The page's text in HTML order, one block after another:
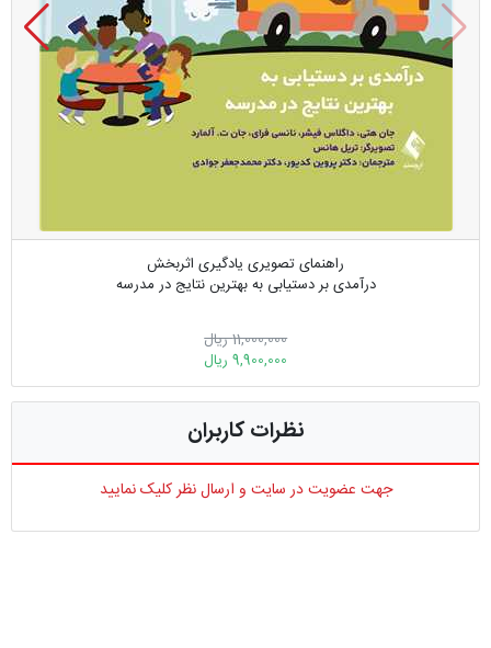
راهنمای تصویری یادگیری اثربخش
درآمدی بر دستیابی به بهترین نتایج در مدرسه
11,000,000 ریال
9,900,000 ریال
نظرات کاربران
جهت عضویت در سایت و ارسال نظر کلیک نمایید